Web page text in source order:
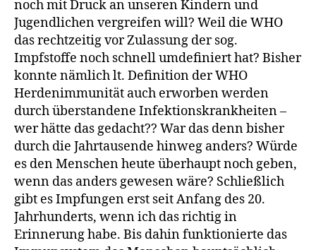
noch mit Druck an unseren Kindern und
Jugendlichen vergreifen will? Weil die WHO
das rechtzeitig vor Zulassung der sog.
Impfstoffe noch schnell umdefiniert hat? Bisher
konnte nämlich lt. Definition der WHO
Herdenimmunität auch erworben werden
durch überstandene Infektionskrankheiten –
wer hätte das gedacht?? War das denn bisher
durch die Jahrtausende hinweg anders? Würde
es den Menschen heute überhaupt noch geben,
wenn das anders gewesen wäre? Schließlich
gibt es Impfungen erst seit Anfang des 20.
Jahrhunderts, wenn ich das richtig in
Erinnerung habe. Bis dahin funktionierte das